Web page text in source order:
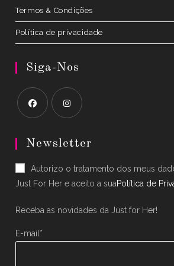
Termos & Condições
Política de privacidade
Siga-Nos
in
new
tab
in
new
tab
Newsletter
Autorizo o tratamento dos meus
Just For Her e aceito a suaPolítica de
Receba as novidades da Just for Her!
E-mail*